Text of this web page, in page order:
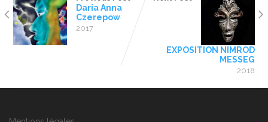
Daria Anna
Czerepow
2017
EXPOSITION NIMROD
MESSEG
2018